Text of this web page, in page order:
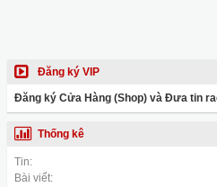
Đăng ký VIP
Đăng ký Cửa Hàng (Shop) và Đưa tin
Thống kê
Tin:
Bài viết: